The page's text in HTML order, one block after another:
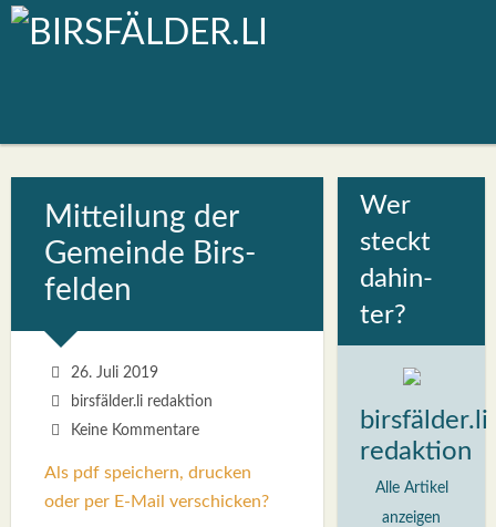
Mit­tei­lung der
Gemein­de Birs­
fel­den
26. Juli 2019
birsfälder.li redaktion
Keine Kommentare
Als pdf speichern, drucken
oder per E-Mail verschicken?
Wer
steckt
dahin­
ter?
birsfälder.li
redaktion
Alle Artikel
anzeigen